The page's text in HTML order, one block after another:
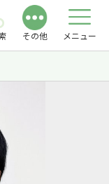
その他 メニュー